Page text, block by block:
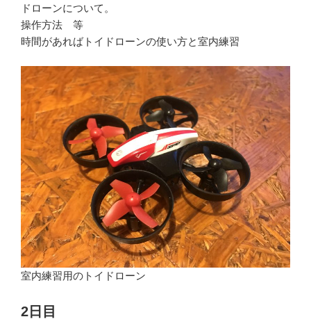
ドローンについて。
操作方法 等
時間があればトイドローンの使い方と室内練習
室内練習用のトイドローン
2日目